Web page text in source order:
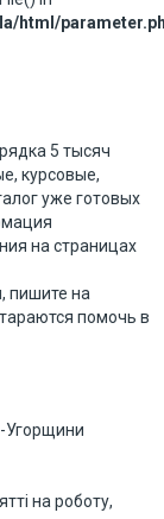
html/
5 тысяч
курсовые,
уже готовых
на страницах
пишите на
помочь в
Угорщини
на роботу,